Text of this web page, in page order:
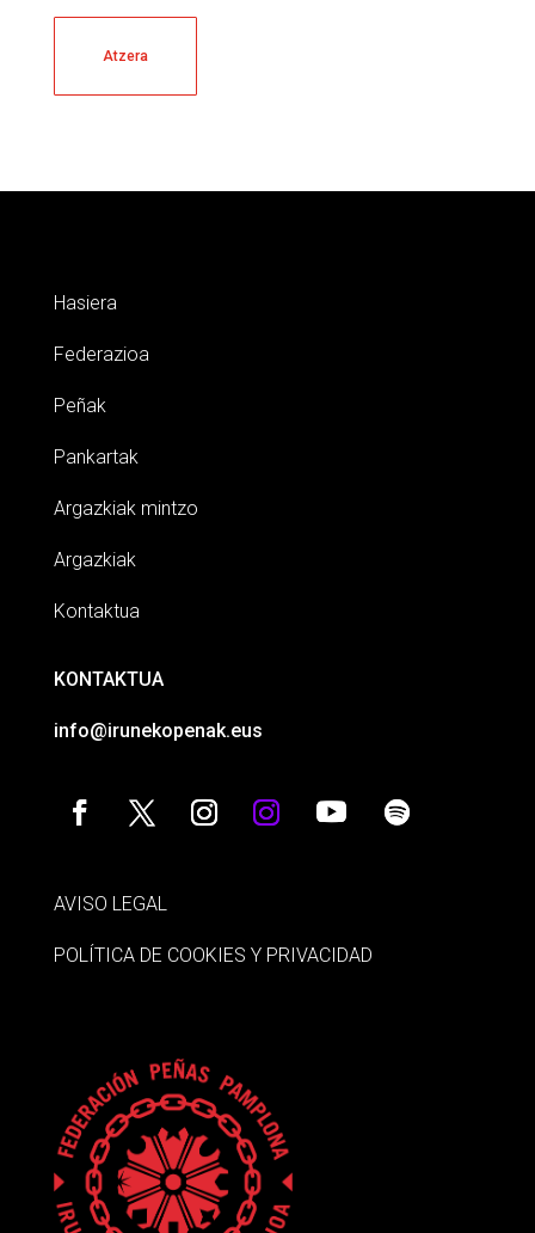
Atzera
Hasiera
Federazioa
Peñak
Pankartak
Argazkiak mintzo
Argazkiak
Kontaktua
KONTAKTUA
info@irunekopenak.eus
AVISO LEGAL
POLÍTICA DE COOKIES Y PRIVACIDAD